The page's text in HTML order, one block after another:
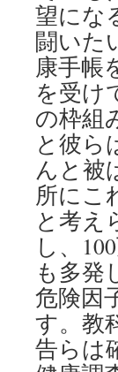
望にな
闘いた
康手帳
を受け
の枠組
と彼ら
んと被
所にこ
と考え
し、
も多発
危険因
す。教
告らは